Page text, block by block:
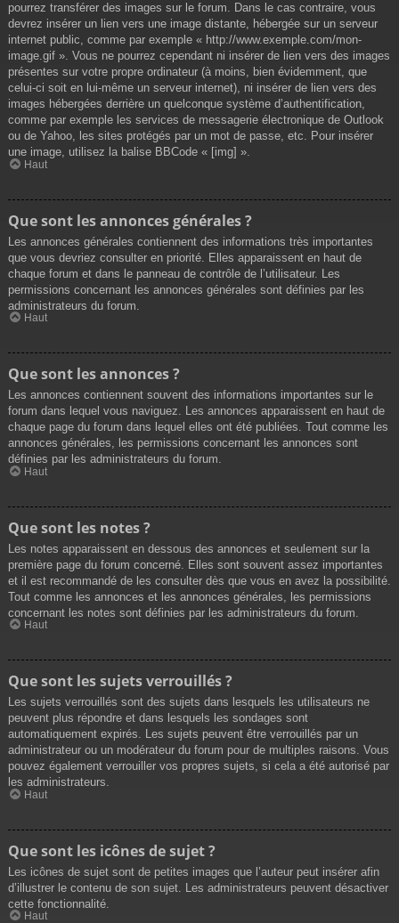
pourrez transférer des images sur le forum. Dans le cas contraire, vous
devrez insérer un lien vers une image distante, hébergée sur un serveur
internet public, comme par exemple « http://www.exemple.com/mon-
image.gif ». Vous ne pourrez cependant ni insérer de lien vers des images
présentes sur votre propre ordinateur (à moins, bien évidemment, que
celui-ci soit en lui-même un serveur internet), ni insérer de lien vers des
images hébergées derrière un quelconque système d’authentification,
comme par exemple les services de messagerie électronique de Outlook
ou de Yahoo, les sites protégés par un mot de passe, etc. Pour insérer
une image, utilisez la balise BBCode « [img] ».
Haut
Que sont les annonces générales ?
Les annonces générales contiennent des informations très importantes
que vous devriez consulter en priorité. Elles apparaissent en haut de
chaque forum et dans le panneau de contrôle de l’utilisateur. Les
permissions concernant les annonces générales sont définies par les
administrateurs du forum.
Haut
Que sont les annonces ?
Les annonces contiennent souvent des informations importantes sur le
forum dans lequel vous naviguez. Les annonces apparaissent en haut de
chaque page du forum dans lequel elles ont été publiées. Tout comme les
annonces générales, les permissions concernant les annonces sont
définies par les administrateurs du forum.
Haut
Que sont les notes ?
Les notes apparaissent en dessous des annonces et seulement sur la
première page du forum concerné. Elles sont souvent assez importantes
et il est recommandé de les consulter dès que vous en avez la possibilité.
Tout comme les annonces et les annonces générales, les permissions
concernant les notes sont définies par les administrateurs du forum.
Haut
Que sont les sujets verrouillés ?
Les sujets verrouillés sont des sujets dans lesquels les utilisateurs ne
peuvent plus répondre et dans lesquels les sondages sont
automatiquement expirés. Les sujets peuvent être verrouillés par un
administrateur ou un modérateur du forum pour de multiples raisons. Vous
pouvez également verrouiller vos propres sujets, si cela a été autorisé par
les administrateurs.
Haut
Que sont les icônes de sujet ?
Les icônes de sujet sont de petites images que l’auteur peut insérer afin
d’illustrer le contenu de son sujet. Les administrateurs peuvent désactiver
cette fonctionnalité.
Haut